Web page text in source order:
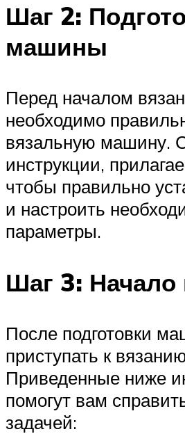
Шаг 2:
машины
Перед началом
необходимо
вязальную машину.
инструкции,
чтобы правильно
и настроить
параметры.
Шаг 3: Начало
После подготовки
приступать к
Приведенные ниже
помогут вам
задачей: